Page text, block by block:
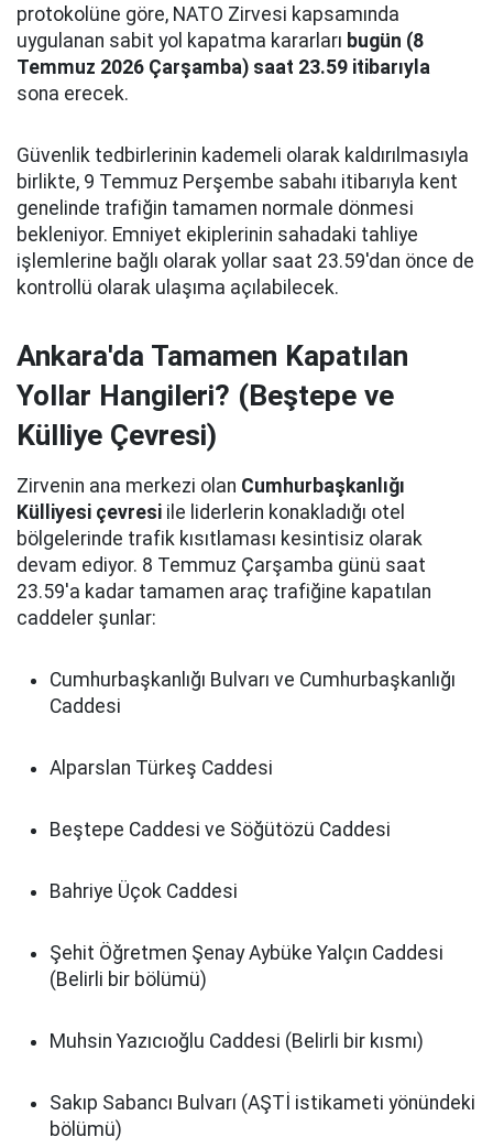
protokolüne göre, NATO Zirvesi kapsamında
uygulanan sabit yol kapatma kararları bugün (8
Temmuz 2026 Çarşamba) saat 23.59 itibarıyla
sona erecek.
Güvenlik tedbirlerinin kademeli olarak kaldırılmasıyla
birlikte, 9 Temmuz Perşembe sabahı itibarıyla kent
genelinde trafiğin tamamen normale dönmesi
bekleniyor. Emniyet ekiplerinin sahadaki tahliye
işlemlerine bağlı olarak yollar saat 23.59'dan önce de
kontrollü olarak ulaşıma açılabilecek.
Ankara'da Tamamen Kapatılan
Yollar Hangileri? (Beştepe ve
Külliye Çevresi)
Zirvenin ana merkezi olan Cumhurbaşkanlığı
Külliyesi çevresi ile liderlerin konakladığı otel
bölgelerinde trafik kısıtlaması kesintisiz olarak
devam ediyor. 8 Temmuz Çarşamba günü saat
23.59'a kadar tamamen araç trafiğine kapatılan
caddeler şunlar:
Cumhurbaşkanlığı Bulvarı ve Cumhurbaşkanlığı
Caddesi
Alparslan Türkeş Caddesi
Beştepe Caddesi ve Söğütözü Caddesi
Bahriye Üçok Caddesi
Şehit Öğretmen Şenay Aybüke Yalçın Caddesi
(Belirli bir bölümü)
Muhsin Yazıcıoğlu Caddesi (Belirli bir kısmı)
Sakıp Sabancı Bulvarı (AŞTİ istikameti yönündeki
bölümü)